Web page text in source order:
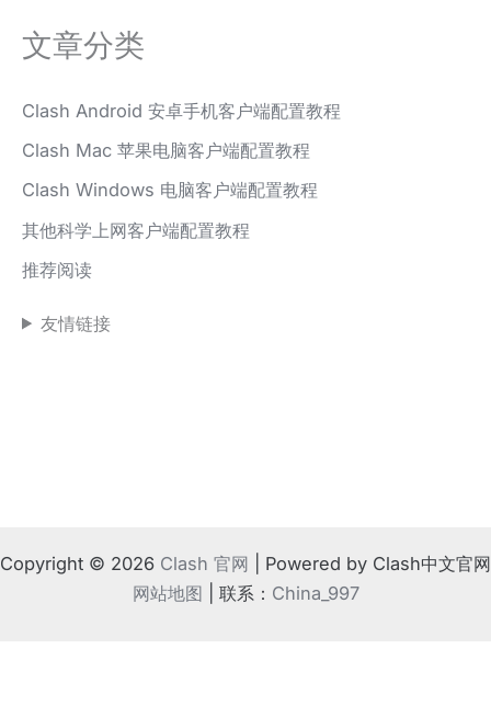
文章分类
Clash Android 安卓手机客户端配置教程
Clash Mac 苹果电脑客户端配置教程
Clash Windows 电脑客户端配置教程
其他科学上网客户端配置教程
推荐阅读
友情链接
Copyright © 2026 Clash 官网 | Powered by Clash中文官网
网站地图 | 联系： China_997